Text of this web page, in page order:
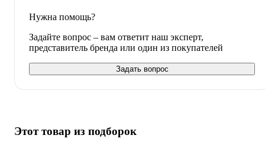
Нужна помощь?
Задайте вопрос – вам ответит наш эксперт,
представитель бренда или один из покупателей
Задать вопрос
Этот товар из подборок